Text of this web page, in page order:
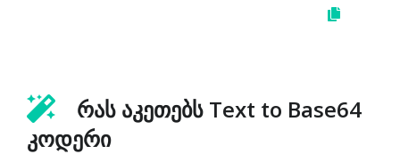
რას აკეთებს Text to Base64
კოდერი